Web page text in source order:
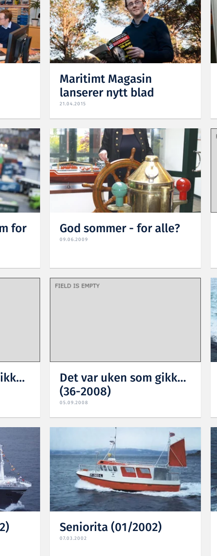
Maritimt Magasin
lanserer nytt blad
21.04.2015
for God sommer - for alle?
09.06.2009
Det var uken som gikk...
(36-2008)
05.09.2008
Seniorita (01/2002)
07.03.2002